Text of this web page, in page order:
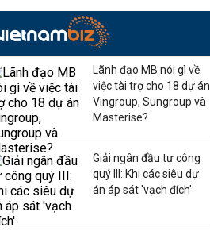
Lãnh đạo MB nói gì về
việc tài trợ cho 18 dự án
Vingroup, Sungroup và
Masterise?
Giải ngân đầu tư công
quý III: Khi các siêu dự
án áp sát 'vạch đích'